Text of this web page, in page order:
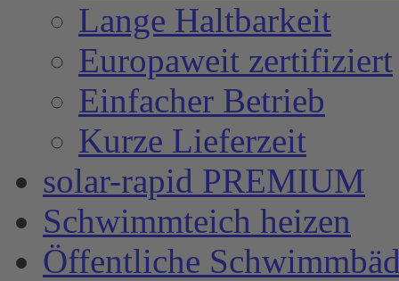
Lange Haltbarkeit
Europaweit zertifiziert
Einfacher Betrieb
Kurze Lieferzeit
solar-rapid PREMIUM
Schwimmteich heizen
Öffentliche